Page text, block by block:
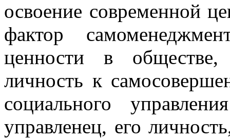
освоение современной
фактор
ценности в
личность к
социального
управленец, его